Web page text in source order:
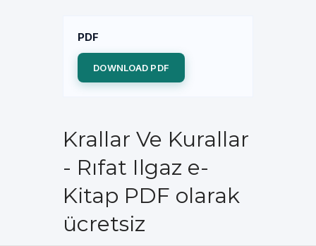
PDF
DOWNLOAD PDF
Krallar Ve Kurallar
- Rıfat Ilgaz e-
Kitap PDF olarak
ücretsiz